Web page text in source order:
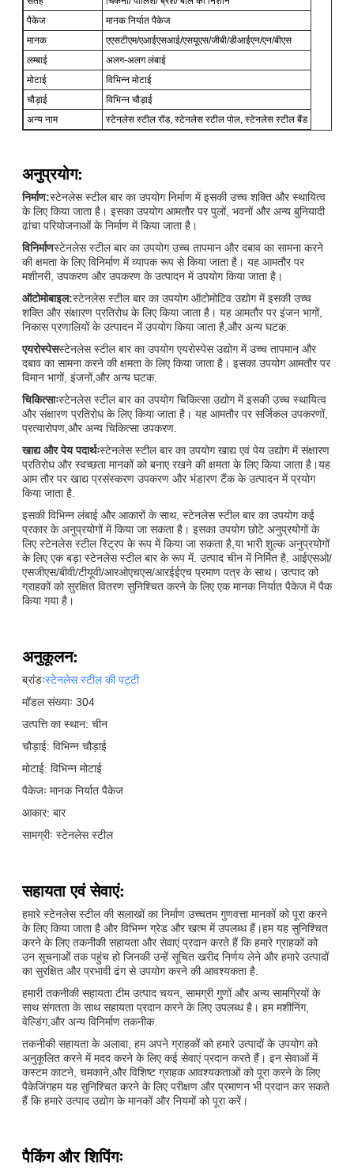
पैकेज
मानक निर्यात पैकेज
मानक
एएसटीएम/एआईएसआई/एसयूएस/जीबी/डीआईएन/एन/बीएस
लम्बाई
अलग-अलग लंबाई
मोटाई
विभिन्न मोटाई
चौड़ाई
विभिन्न चौड़ाई
अन्य नाम
स्टेनलेस स्टील रॉड, स्टेनलेस स्टील पोल, स्टेनलेस स्टील बैंड
अनुप्रयोग:
निर्माण:स्टेनलेस स्टील बार का उपयोग निर्माण में इसकी उच्च शक्ति और स्थायित्व
के लिए किया जाता है। इसका उपयोग आमतौर पर पुलों, भवनों और अन्य बुनियादी
ढांचा परियोजनाओं के निर्माण में किया जाता है।
विनिर्माणस्टेनलेस स्टील बार का उपयोग उच्च तापमान और दबाव का सामना करने
की क्षमता के लिए विनिर्माण में व्यापक रूप से किया जाता है। यह आमतौर पर
मशीनरी, उपकरण और उपकरण के उत्पादन में उपयोग किया जाता है।
ऑटोमोबाइल:स्टेनलेस स्टील बार का उपयोग ऑटोमोटिव उद्योग में इसकी उच्च
शक्ति और संक्षारण प्रतिरोध के लिए किया जाता है। यह आमतौर पर इंजन भागों,
निकास प्रणालियों के उत्पादन में उपयोग किया जाता है,और अन्य घटक.
एयरोस्पेसस्टेनलेस स्टील बार का उपयोग एयरोस्पेस उद्योग में उच्च तापमान और
दबाव का सामना करने की क्षमता के लिए किया जाता है। इसका उपयोग आमतौर पर
विमान भागों, इंजनों,और अन्य घटक.
चिकित्साःस्टेनलेस स्टील बार का उपयोग चिकित्सा उद्योग में इसकी उच्च स्थायित्व
और संक्षारण प्रतिरोध के लिए किया जाता है। यह आमतौर पर सर्जिकल उपकरणों,
प्रत्यारोपण,और अन्य चिकित्सा उपकरण.
खाद्य और पेय पदार्थःस्टेनलेस स्टील बार का उपयोग खाद्य एवं पेय उद्योग में संक्षारण
प्रतिरोध और स्वच्छता मानकों को बनाए रखने की क्षमता के लिए किया जाता है।यह
आम तौर पर खाद्य प्रसंस्करण उपकरण और भंडारण टैंक के उत्पादन में प्रयोग
किया जाता है.
इसकी विभिन्न लंबाई और आकारों के साथ, स्टेनलेस स्टील बार का उपयोग कई
प्रकार के अनुप्रयोगों में किया जा सकता है। इसका उपयोग छोटे अनुप्रयोगों के
लिए स्टेनलेस स्टील स्ट्रिप के रूप में किया जा सकता है,या भारी शुल्क अनुप्रयोगों
के लिए एक बड़ा स्टेनलेस स्टील बार के रूप में. उत्पाद चीन में निर्मित है, आईएसओ/
एसजीएस/बीवी/टीयूवी/आरओएचएस/आरईईएच प्रमाण पत्र के साथ। उत्पाद को
ग्राहकों को सुरक्षित वितरण सुनिश्चित करने के लिए एक मानक निर्यात पैकेज में पैक
किया गया है।
अनुकूलन:
ब्रांडःस्टेनलेस स्टील की पट्टी
मॉडल संख्याः 304
उत्पत्ति का स्थान: चीन
चौड़ाई: विभिन्न चौड़ाई
मोटाई: विभिन्न मोटाई
पैकेजः मानक निर्यात पैकेज
आकार: बार
सामग्रीः स्टेनलेस स्टील
सहायता एवं सेवाएं:
हमारे स्टेनलेस स्टील की सलाखों का निर्माण उच्चतम गुणवत्ता मानकों को पूरा करने
के लिए किया जाता है और विभिन्न ग्रेड और खत्म में उपलब्ध हैं।हम यह सुनिश्चित
करने के लिए तकनीकी सहायता और सेवाएं प्रदान करते हैं कि हमारे ग्राहकों को
उन सूचनाओं तक पहुंच हो जिनकी उन्हें सूचित खरीद निर्णय लेने और हमारे उत्पादों
का सुरक्षित और प्रभावी ढंग से उपयोग करने की आवश्यकता है.
हमारी तकनीकी सहायता टीम उत्पाद चयन, सामग्री गुणों और अन्य सामग्रियों के
साथ संगतता के साथ सहायता प्रदान करने के लिए उपलब्ध है। हम मशीनिंग,
वेल्डिंग,और अन्य विनिर्माण तकनीक.
तकनीकी सहायता के अलावा, हम अपने ग्राहकों को हमारे उत्पादों के उपयोग को
अनुकूलित करने में मदद करने के लिए कई सेवाएं प्रदान करते हैं। इन सेवाओं में
कस्टम काटने, चमकाने,और विशिष्ट ग्राहक आवश्यकताओं को पूरा करने के लिए
पैकेजिंगहम यह सुनिश्चित करने के लिए परीक्षण और प्रमाणन भी प्रदान कर सकते
हैं कि हमारे उत्पाद उद्योग के मानकों और नियमों को पूरा करें।
पैकिंग और शिपिंगः